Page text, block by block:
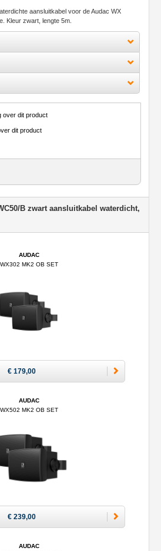
aansluitkabel voor de Audac WX
Kleur zwart, lengte 5m.
dit product
over dit product
B zwart aansluitkabel waterdicht,
AUDAC
WX302 MK2 OB SET
€ 179,00
AUDAC
WX502 MK2 OB SET
€ 239,00
AUDAC